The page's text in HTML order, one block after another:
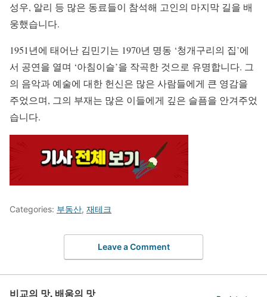
성우, 알리 등 많은 동료들이 참석해 고인의 마지막 길을 배
웅했습니다.
1951년에 태어난 김민기는 1970년 명동 ‘청개구리의 집’에
서 공연을 열며 ‘아침이슬’을 작곡한 것으로 유명합니다. 그
의 음악과 예술에 대한 헌신은 많은 사람들에게 큰 영감을
주었으며, 그의 부재는 많은 이들에게 깊은 슬픔을 안겨주었
습니다.
Categories: 부동산, 재테크
Leave a Comment
비교의 맛, 배움의 맛